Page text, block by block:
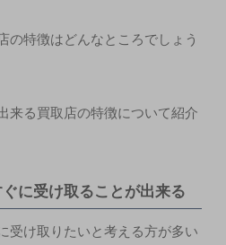
の特徴はどんなところでしょう
来る買取店の特徴について紹介
に受け取ることが出来る
受け取りたいと考える方が多い